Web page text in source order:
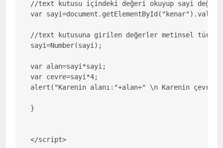
//text kutusu içindeki değeri okuyup sayi
var sayi=document.getElementById("kenar").value;
//text kutusuna girilen değerler metinsel
sayi=Number(sayi);
var alan=sayi*sayi;
var cevre=sayi*4;
alert("Karenin alanı:"+alan+" \n Karenin
}
</script>